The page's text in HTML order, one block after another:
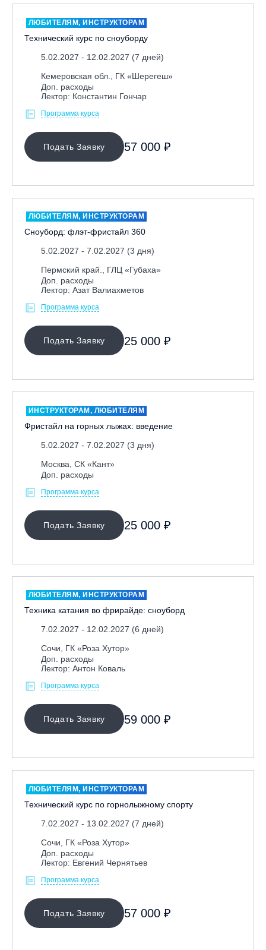
ЛЮБИТЕЛЯМ, ИНСТРУКТОРАМ
Технический курс по сноуборду
5.02.2027 - 12.02.2027 (7 дней)
Кемеровская обл., ГК «Шерегеш»
Доп. расходы
Лектор: Константин Гончар
Программа курса
Подать Заявку 57 000 ₽
ЛЮБИТЕЛЯМ, ИНСТРУКТОРАМ
Сноуборд: флэт-фристайл 360
5.02.2027 - 7.02.2027 (3 дня)
Пермский край., ГЛЦ «Губаха»
Доп. расходы
Лектор: Азат Валиахметов
Программа курса
Подать Заявку 25 000 ₽
ИНСТРУКТОРАМ, ЛЮБИТЕЛЯМ
Фристайл на горных лыжах: введение
5.02.2027 - 7.02.2027 (3 дня)
Москва, СК «Кант»
Доп. расходы
Программа курса
Подать Заявку 25 000 ₽
ЛЮБИТЕЛЯМ, ИНСТРУКТОРАМ
Техника катания во фрирайде: сноуборд
7.02.2027 - 12.02.2027 (6 дней)
Сочи, ГК «Роза Хутор»
Доп. расходы
Лектор: Антон Коваль
Программа курса
Подать Заявку 59 000 ₽
ЛЮБИТЕЛЯМ, ИНСТРУКТОРАМ
Технический курс по горнолыжному спорту
7.02.2027 - 13.02.2027 (7 дней)
Сочи, ГК «Роза Хутор»
Доп. расходы
Лектор: Евгений Чернятьев
Программа курса
Подать Заявку 57 000 ₽